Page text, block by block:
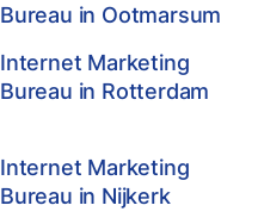
Bureau in Ootmarsum
Internet Marketing
Bureau in Rotterdam
Internet Marketing
Bureau in Nijkerk